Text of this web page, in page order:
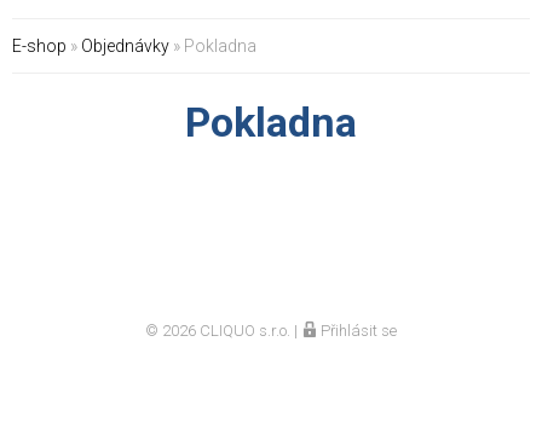
E-shop » Objednávky » Pokladna
Pokladna
© 2026 CLIQUO s.r.o. | Přihlásit se